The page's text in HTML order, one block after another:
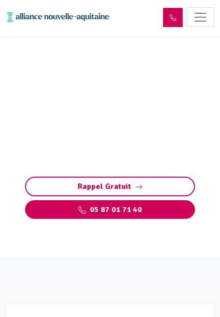
Rappel Gratuit
05 87 01 71 40